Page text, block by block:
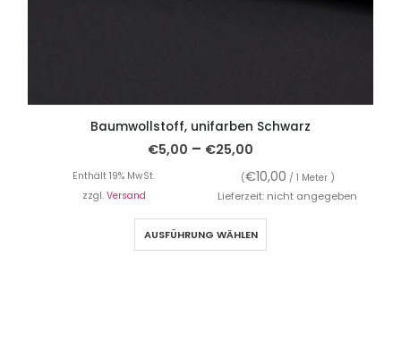
Baumwollstoff, unifarben Schwarz
€5,00 – €25,00
Enthält 19% MwSt. (€10,00 / 1 Meter )
zzgl. Versand Lieferzeit: nicht angegeben
AUSFÜHRUNG WÄHLEN